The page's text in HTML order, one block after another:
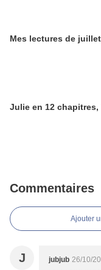
Mes lectures de
Julie en 12 chapitres,
Commentaires
Ajouter
J jubjub 26/10/